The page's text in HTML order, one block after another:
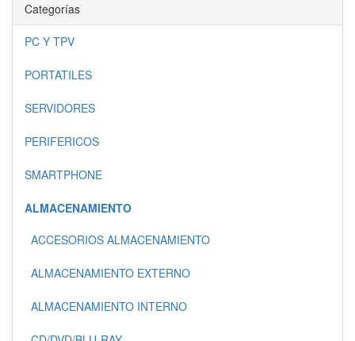
Categorías
PC Y TPV
PORTATILES
SERVIDORES
PERIFERICOS
SMARTPHONE
ALMACENAMIENTO
ACCESORIOS ALMACENAMIENTO
ALMACENAMIENTO EXTERNO
ALMACENAMIENTO INTERNO